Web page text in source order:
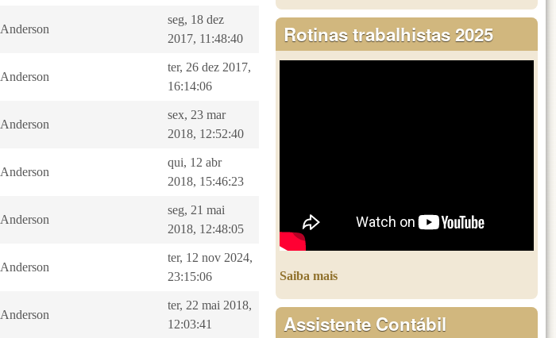
Anderson
seg, 18 dez
2017, 11:48:40
Anderson
ter, 26 dez 2017,
16:14:06
Anderson
sex, 23 mar
2018, 12:52:40
Anderson
qui, 12 abr
2018, 15:46:23
Anderson
seg, 21 mai
2018, 12:48:05
Anderson
ter, 12 nov 2024,
23:15:06
Anderson
ter, 22 mai 2018,
12:03:41
Rotinas trabalhistas 2025
Saiba mais
Assistente Contábil